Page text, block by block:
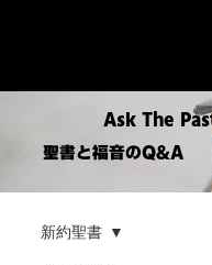
Ask The
聖書と福音のQ&A
新約聖書